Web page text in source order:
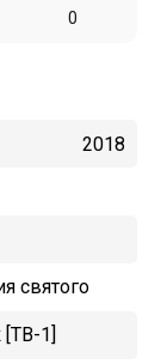
0
2018
святого
[ТВ-1]